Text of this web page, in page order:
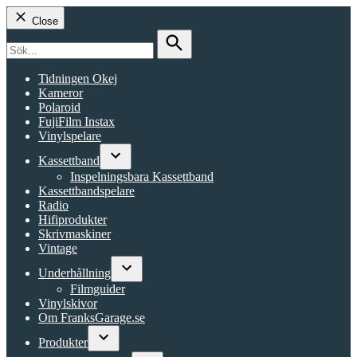
Close
for:
Search
Tidningen Okej
Kameror
Polaroid
FujiFilm Instax
Vinylspelare
Kassettband
Open
dropdown
menu
Inspelningsbara Kassettband
Kassettbandspelare
Radio
Hifiprodukter
Skrivmaskiner
Vintage
Underhållning
Open
Filmguider
Vinylskivor
Om FranksGarage.se
Produkter
Open